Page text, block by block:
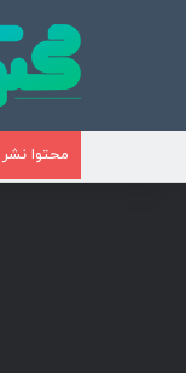
محتوا نشر